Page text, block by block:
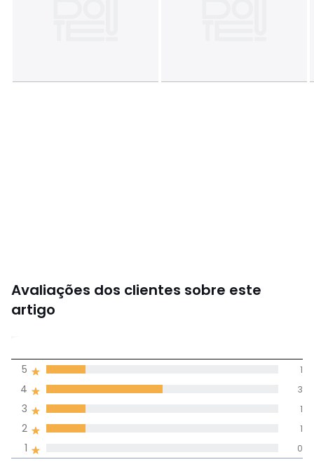
Avaliações dos clientes sobre este
artigo
3,7
média de
1 0
2 1
3 1
4 3
5 1